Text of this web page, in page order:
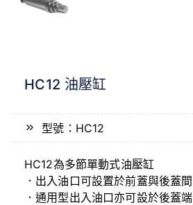
HC12 油壓缸
型號：HC12
HC12為多節單動式油壓缸
．出入油口可設置於前蓋與後蓋間
．通用型出入油口亦可設於後蓋端